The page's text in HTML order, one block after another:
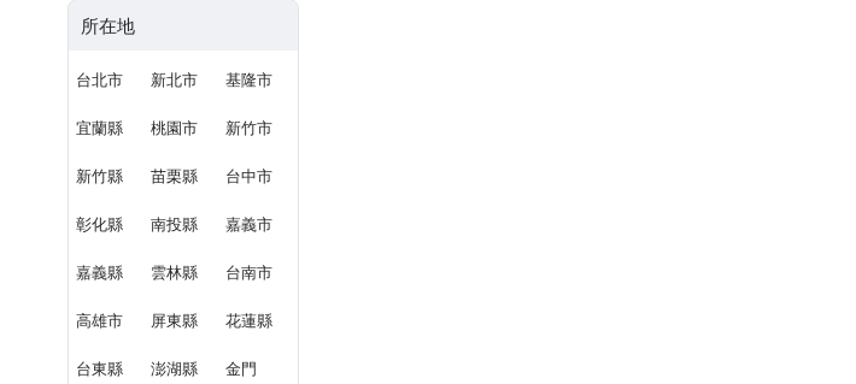
所在地
台北市 新北市 基隆市
宜蘭縣 桃園市 新竹市
新竹縣 苗栗縣 台中市
彰化縣 南投縣 嘉義市
嘉義縣 雲林縣 台南市
高雄市 屏東縣 花蓮縣
台東縣 澎湖縣 金門